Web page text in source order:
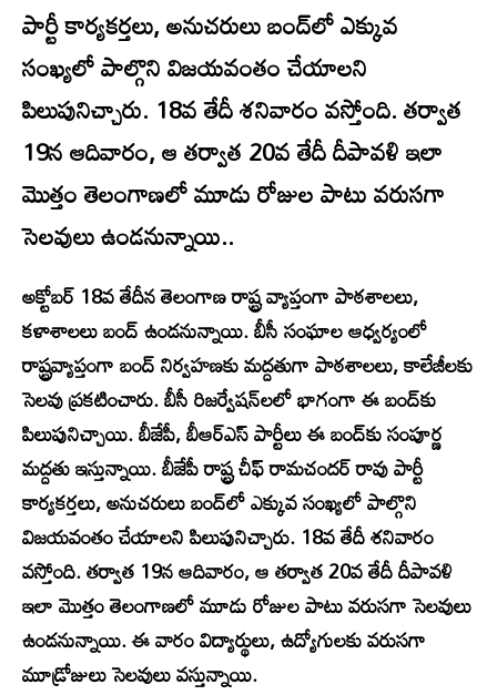
పార్టీ కార్యకర్తలు, అనుచరులు బంద్‌లో ఎక్కువ
సంఖ్యలో పాల్గొని విజయవంతం చేయాలని
పిలుపునిచ్చారు. 18వ తేదీ శనివారం వస్తోంది. తర్వాత
19న ఆదివారం, ఆ తర్వాత 20వ తేదీ దీపావళి ఇలా
మొత్తం తెలంగాణలో మూడు రోజుల పాటు వరుసగా
సెలవులు ఉండనున్నాయి..
అక్టోబర్‌ 18వ తేదీన తెలంగాణ రాష్ట్ర వ్యాప్తంగా పాఠశాలలు,
కళాశాలలు బంద్‌ ఉండనున్నాయి. బీసీ సంఘాల ఆధ్వర్యంలో
రాష్ట్రవ్యాప్తంగా బంద్ నిర్వహణకు మద్దతుగా పాఠశాలలు, కాలేజీలకు
సెలవు ప్రకటించారు. బీసీ రిజర్వేషన్‌లలో భాగంగా ఈ బంద్‌కు
పిలుపునిచ్చాయి. బీజేపీ, బీఆర్‌ఎస్‌ పార్టీలు ఈ బంద్‌కు సంపూర్ణ
మద్దతు ఇస్తున్నాయి. బీజేపీ రాష్ట్ర చీఫ్ రామచందర్ రావు పార్టీ
కార్యకర్తలు, అనుచరులు బంద్‌లో ఎక్కువ సంఖ్యలో పాల్గొని
విజయవంతం చేయాలని పిలుపునిచ్చారు. 18వ తేదీ శనివారం
వస్తోంది. తర్వాత 19న ఆదివారం, ఆ తర్వాత 20వ తేదీ దీపావళి
ఇలా మొత్తం తెలంగాణలో మూడు రోజుల పాటు వరుసగా సెలవులు
ఉండనున్నాయి. ఈ వారం విద్యార్థులు, ఉద్యోగులకు వరుసగా
మూడ్రోజులు సెలవులు వస్తున్నాయి.